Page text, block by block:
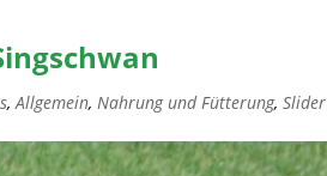
,Allgemein, Nahrung und Fütterung, Slider